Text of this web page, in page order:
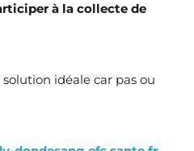
à la collecte de
solution idéale car pas ou